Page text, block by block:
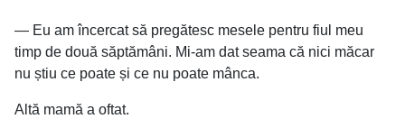
— Eu am încercat să pregătesc mesele pentru fiul meu
timp de două săptămâni. Mi-am dat seama că nici măcar
nu știu ce poate și ce nu poate mânca.
Altă mamă a oftat.